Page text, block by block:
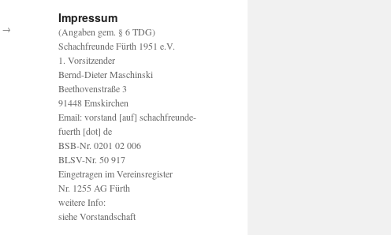
→
Impressum
(Angaben gem. § 6 TDG)
Schachfreunde Fürth 1951 e.V.
1. Vorsitzender
Bernd-Dieter Maschinski
Beethovenstraße 3
91448 Emskirchen
Email: vorstand [auf] schachfreunde-
fuerth [dot] de
BSB-Nr. 0201 02 006
BLSV-Nr. 50 917
Eingetragen im Vereinsregister
Nr. 1255 AG Fürth
weitere Info:
siehe Vorstandschaft